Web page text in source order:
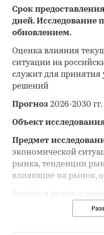
Срок
дней. Исследование
обновлением.
Оценка влияния
ситуации на
служит для принятия
решений
Прогноз 2026-2030 гг.
Объект
Предмет
экономической
рынка, тенденции
влияющие на рынок,
Анализ и прогноз
рынку в целом, без
или изучения